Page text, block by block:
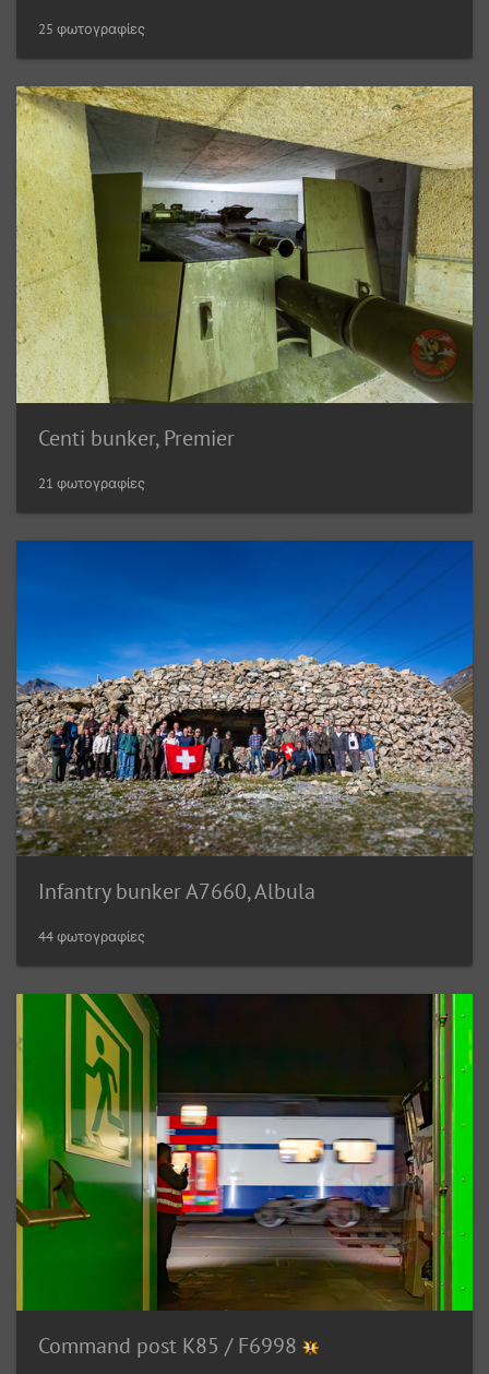
25 φωτογραφίες
Centi bunker, Premier
21 φωτογραφίες
Infantry bunker A7660, Albula
44 φωτογραφίες
Command post K85 / F6998